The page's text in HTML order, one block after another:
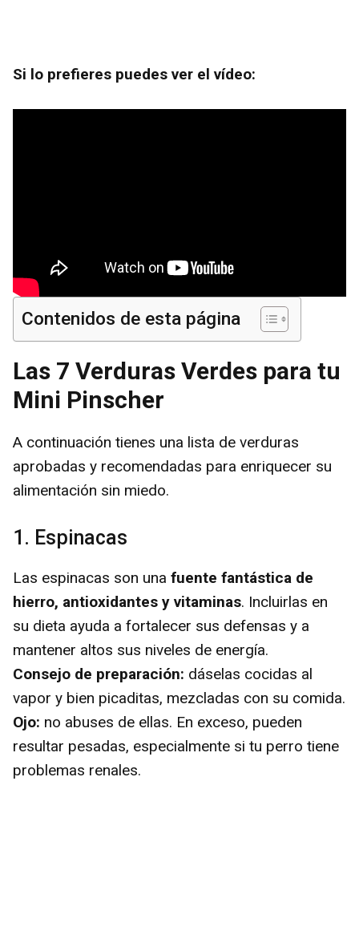
Si lo prefieres puedes ver el vídeo:
Contenidos de esta página
Las 7 Verduras Verdes para tu
Mini Pinscher
A continuación tienes una lista de verduras
aprobadas y recomendadas para enriquecer su
alimentación sin miedo.
1. Espinacas
Las espinacas son una fuente fantástica de
hierro, antioxidantes y vitaminas. Incluirlas en
su dieta ayuda a fortalecer sus defensas y a
mantener altos sus niveles de energía.
Consejo de preparación: dáselas cocidas al
vapor y bien picaditas, mezcladas con su comida.
Ojo: no abuses de ellas. En exceso, pueden
resultar pesadas, especialmente si tu perro tiene
problemas renales.